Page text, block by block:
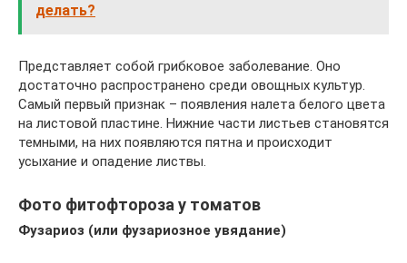
делать?
Представляет собой грибковое заболевание. Оно
достаточно распространено среди овощных культур.
Самый первый признак – появления налета белого цвета
на листовой пластине. Нижние части листьев становятся
темными, на них появляются пятна и происходит
усыхание и опадение листвы.
Фото фитофтороза у томатов
Фузариоз (или фузариозное увядание)